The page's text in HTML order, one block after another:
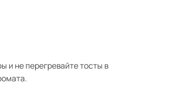
и не перегревайте тосты в